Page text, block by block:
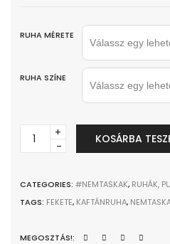
RUHA MÉRETE
RUHA SZÍNE
Könnyű
kaftánruha
KOSÁRBA
CATEGORIES: #NEMTASKAK, RUHÁK,
TAGS: FEKETE, KAFTÁNRUHA,
MEGOSZTÁS!: